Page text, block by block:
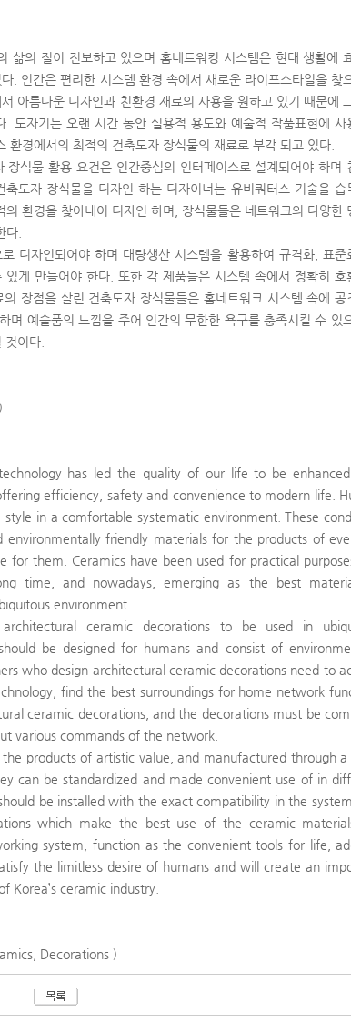
삶의 질이 진보하고 있으며 홈네트워킹 시스템은 현대 생활에
. 인간은 편리한 시스템 환경 속에서 새로운 라이프스타일을 찾
아름다운 디자인과 친환경 재료의 사용을 원하고 있기 때문에
도자기는 오랜 시간 동안 실용적 용도와 예술적 작품표현에 사
환경에서의 최적의 건축도자 장식물의 재료로 부각 되고 있다.
장식물 활용 요건은 인간중심의 인터페이스로 설계되어야 하며
도자 장식물을 디자인 하는 디자이너는 유비쿼터스 기술을 습
의 환경을 찾아내어 디자인 하며, 장식물들은 네트워크의 다양한
다.
디자인되어야 하며 대량생산 시스템을 활용하여 규격화, 표준
게 만들어야 한다. 또한 각 제품들은 시스템 속에서 정확히 호
장점을 살린 건축도자 장식물들은 홈네트워크 시스템 속에 공
며 예술품의 느낌을 주어 인간의 무한한 욕구를 충족시킬 수 있
이다.
has led the quality of our life to be
efficiency, safety and convenience to modern life.
in a comfortable systematic environment. These
environmentally friendly materials for the products of
for them. Ceramics have been used for practical
time, and nowadays, emerging as the best
environment.
ceramic decorations to be used in
be designed for humans and consist of
who design architectural ceramic decorations need to
find the best surroundings for home network
ceramic decorations, and the decorations must be
various commands of the network.
products of artistic value, and manufactured through a
can be standardized and made convenient use of in
be installed with the exact compatibility in the
which make the best use of the ceramic
system, function as the convenient tools for life,
the limitless desire of humans and will create an
Korea’s ceramic industry.
Decorations )